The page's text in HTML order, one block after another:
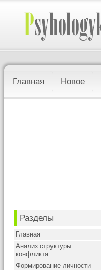
Главная Новое
Разделы
Главная
Анализ структуры
конфликта
Формирование личности